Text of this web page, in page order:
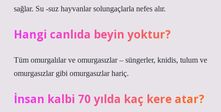
sağlar. Su -suz hayvanlar solungaçlarla nefes alır.
Hangi canlıda beyin yoktur?
Tüm omurgalılar ve omurgasızlar – süngerler, knidis, tulum ve
omurgasızlar gibi omurgasızlar hariç.
İnsan kalbi 70 yılda kaç kere atar?